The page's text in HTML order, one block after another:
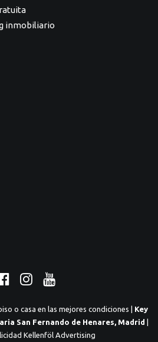
inmobiliario
o casa en las mejores condiciones | Key
San Fernando de Henares, Madrid
Kellenföl Advertising